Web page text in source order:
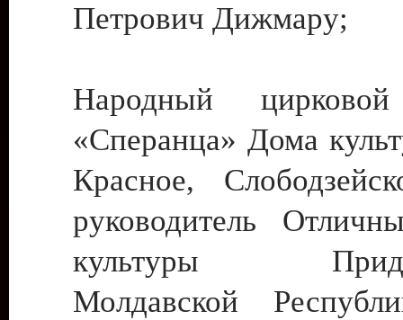
Петрович Дижмару;
Народный цирковой
«Сперанца» Дома
Красное,
руководитель
культуры
Молдавской